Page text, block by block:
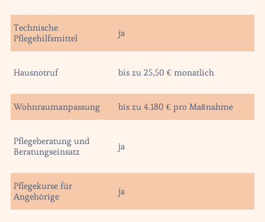
Technische
Pflegehilfsmittel
ja
Hausnotruf bis zu 25,50 € monatlich
Wohnraumanpassung bis zu 4.180 € pro Maßnahme
Pflegeberatung und
Beratungseinsatz
ja
Pflegekurse für
Angehörige
ja